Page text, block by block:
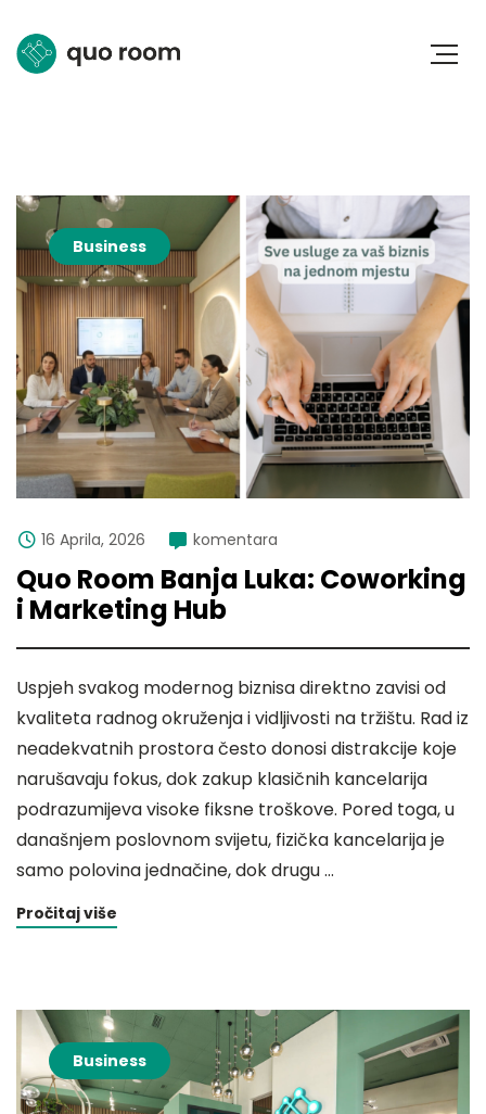
Business
16 Aprila, 2026 komentara
Quo Room Banja Luka: Coworking
i Marketing Hub
Uspjeh svakog modernog biznisa direktno zavisi od
kvaliteta radnog okruženja i vidljivosti na tržištu. Rad iz
neadekvatnih prostora često donosi distrakcije koje
narušavaju fokus, dok zakup klasičnih kancelarija
podrazumijeva visoke fiksne troškove. Pored toga, u
današnjem poslovnom svijetu, fizička kancelarija je
samo polovina jednačine, dok drugu …
Pročitaj više
Business